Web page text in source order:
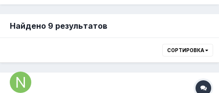
Найдено 9 результатов
СОРТИРОВКА